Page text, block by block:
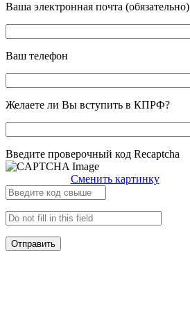
Ваша электронная почта (обязательно)
Ваш телефон
Желаете ли Вы вступить в КПРФ?
Введите проверочный код Recaptcha
Сменить картинку